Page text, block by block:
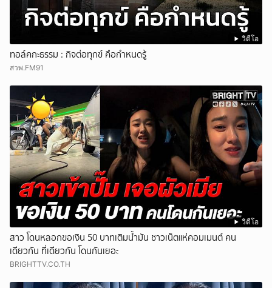
วิดีโอ
ทอล์คกะธรรม : กิจต่อทุกข์ คือกำหนดรู้
สวพ.FM91
วิดีโอ
สาว โดนหลอกขอเงิน 50 บาทเติมน้ำมัน ชาวเน็ตแห่คอมเมนต์ คน
เดียวกัน ที่เดียวกัน โดนกันเยอะ
BRIGHTTV.CO.TH